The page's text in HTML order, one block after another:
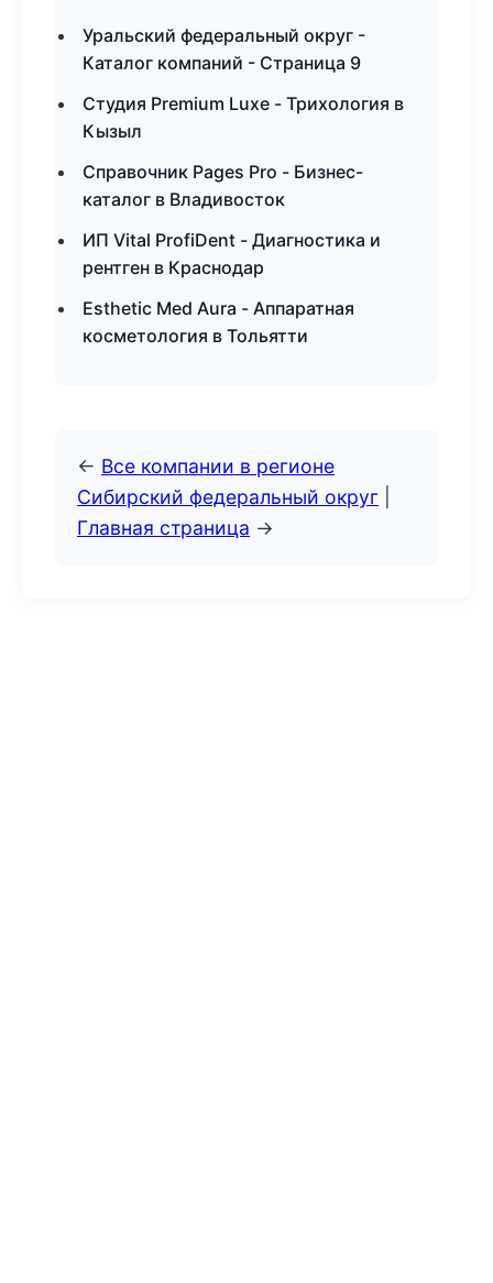
Уральский федеральный округ -
Каталог компаний - Страница 9
Студия Premium Luxe - Трихология в
Кызыл
Справочник Pages Pro - Бизнес-
каталог в Владивосток
ИП Vital ProfiDent - Диагностика и
рентген в Краснодар
Esthetic Med Aura - Аппаратная
косметология в Тольятти
← Все компании в регионе
Сибирский федеральный округ
Главная страница →